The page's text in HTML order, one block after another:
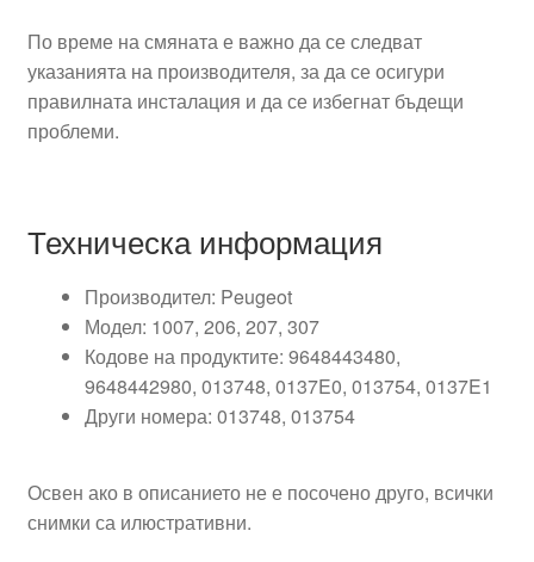
По време на смяната е важно да се следват
указанията на производителя, за да се осигури
правилната инсталация и да се избегнат бъдещи
проблеми.
Техническа информация
Производител: Peugeot
Модел: 1007, 206, 207, 307
Кодове на продуктите: 9648443480,
9648442980, 013748, 0137E0, 013754, 0137E1
Други номера: 013748, 013754
Освен ако в описанието не е посочено друго, всички
снимки са илюстративни.